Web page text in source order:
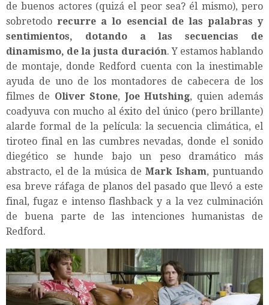
de buenos actores (quizá el peor sea? él mismo), pero
sobretodorecurre a lo esencial de las palabras y
sentimientos, dotando a las secuencias de
dinamismo, de la justa duración. Y estamos hablando
de montaje, donde Redford cuenta con la inestimable
ayuda de uno de los montadores de cabecera de los
filmes de Oliver Stone, Joe Hutshing, quien además
coadyuva con mucho al éxito del único (pero brillante)
alarde formal de la película: la secuencia climática, el
tiroteo final en las cumbres nevadas, donde el sonido
diegético se hunde bajo un peso dramático más
abstracto, el de la música de Mark Isham, puntuando
esa breve ráfaga de planos del pasado que llevó a este
final, fugaz e intenso flashback y a la vez culminación
de buena parte de las intenciones humanistas de
Redford.